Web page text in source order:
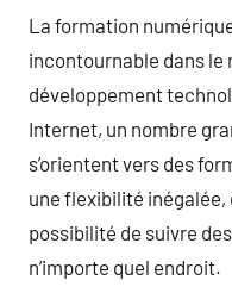
La formation
incontournable dans le
développement
Internet, un nombre
s’orientent vers des
une flexibilité inégalée,
possibilité de suivre
n’importe quel endroit.